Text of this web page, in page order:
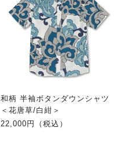
和柄 半袖ボタンダウンシャツ
＜花唐草/白紺＞
22,000円（税込）